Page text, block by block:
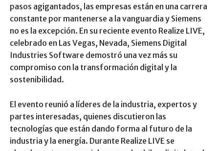
pasos agigantados, las empresas están en una carrera
constante por mantenerse a la vanguardia y Siemens
no es la excepción. En su reciente evento Realize LIVE,
celebrado en Las Vegas, Nevada, Siemens Digital
Industries Software demostró una vez más su
compromiso con la transformación digital y la
sostenibilidad.
El evento reunió a líderes de la industria, expertos y
partes interesadas, quienes discutieron las
tecnologías que están dando forma al futuro de la
industria y la energía. Durante Realize LIVE se